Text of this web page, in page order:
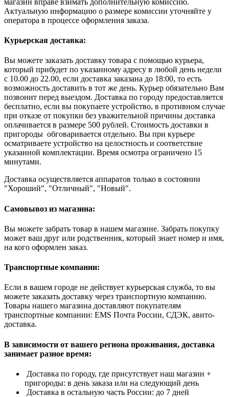
Актуальную информацию о размере комиссии уточняйте у
оператора в процессе оформления заказа.
Курьерская доставка:
Вы можете заказать доставку товара с помощью курьера,
который прибудет по указанному адресу в любой день недели
с 10.00 до 22.00, если доставка заказана до 18:00, то есть
возможность доставить в тот же день. Курьер обязательно Вам
позвонит перед выездом. Доставка по городу предоставляется
бесплатно, если вы покупаете устройство, в противном случае
при отказе от покупки без уважительной причины доставка
оплачивается в размере 500 рублей. Стоимость доставки в
пригороды обговаривается отдельно. Вы при курьере
осматриваете устройство на целостность и соответствие
указанной комплектации. Время осмотра ограничено 15
минутами.
Доставка осуществляется аппаратов только в состоянии
"Хороший", "Отличный", "Новый".
Самовывоз из магазина:
Вы можете забрать товар в нашем магазине. Забрать покупку
может ваш друг или родственник, который знает номер и имя,
на кого оформлен заказ.
Транспортные компании:
Если в вашем городе не действует курьерская служба, то вы
можете заказать доставку через транспортную компанию.
Товары нашего магазина доставляют покупателям
транспортные компании: EMS Почта России, СДЭК, авито-
доставка.
В зависимости от вашего региона проживания, доставка
занимает разное время:
Доставка по городу, где присутствует наш магазин +
пригороды: в день заказа или на следующий день
Доставка в остальную часть России: до 7 дней